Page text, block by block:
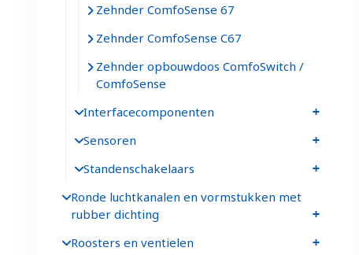
Zehnder ComfoSense 67
Zehnder ComfoSense C67
Zehnder opbouwdoos ComfoSwitch /
ComfoSense
Interfacecomponenten
Sensoren
Standenschakelaars
Ronde luchtkanalen en vormstukken met
rubber dichting
Roosters en ventielen